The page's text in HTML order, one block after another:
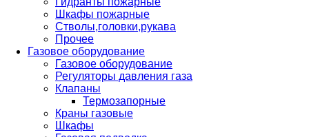
Шкафы пожарные
Стволы,головки,рукава
Прочее
Газовое оборудование
Газовое оборудование
Регуляторы давления газа
Клапаны
Термозапорные
Краны газовые
Шкафы